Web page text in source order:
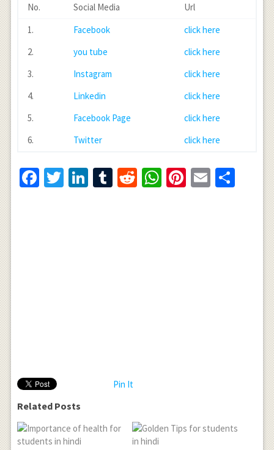
No. Social Media
Url
1.
Facebook
click here
2.
you tube
click here
3.
Instagram
click here
4.
Linkedin
click here
5.
Facebook Page
click here
6.
Twitter click here
Facebook
Twitter
LinkedIn
Tumblr
RedditWhatsApp
Pinterest
Email
Pin It
Related Posts